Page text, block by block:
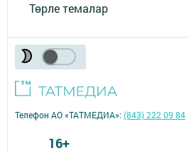
Төрле темалар
Телефон АО «ТАТМЕДИА»:(843) 222 09 84
16+